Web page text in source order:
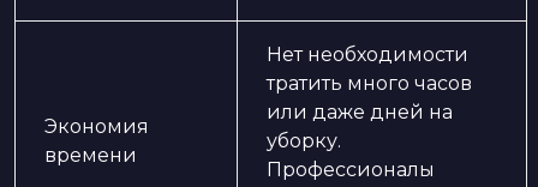
Экономия
времени
Нет необходимости
тратить много часов
или даже дней на
уборку.
Профессионалы